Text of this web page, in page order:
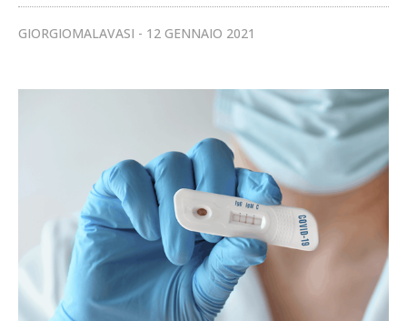
GIORGIOMALAVASI 12 GENNAIO 2021